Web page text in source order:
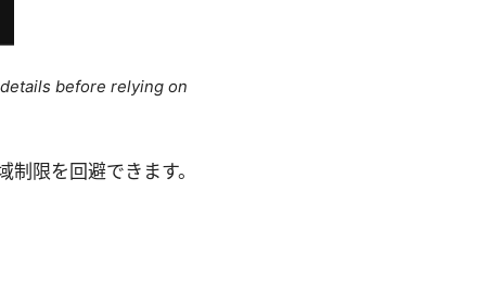
before relying on
限を回避できます。